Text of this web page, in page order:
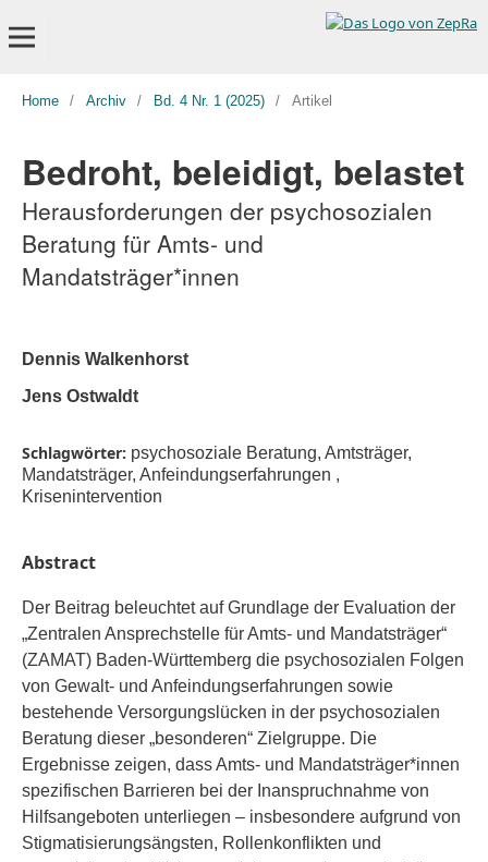
Home / Archiv / Bd. 4 Nr. 1 (2025) / Artikel
Bedroht, beleidigt, belastet
Herausforderungen der psychosozialen
Beratung für Amts- und
Mandatsträger*innen
Dennis Walkenhorst
Jens Ostwaldt
Schlagwörter: psychosoziale Beratung, Amtsträger,
Mandatsträger, Anfeindungserfahrungen ,
Krisenintervention
Abstract
Der Beitrag beleuchtet auf Grundlage der Evaluation der
„Zentralen Ansprechstelle für Amts- und Mandatsträger“
(ZAMAT) Baden-Württemberg die psychosozialen Folgen
von Gewalt- und Anfeindungserfahrungen sowie
bestehende Versorgungslücken in der psychosozialen
Beratung dieser „besonderen“ Zielgruppe. Die
Ergebnisse zeigen, dass Amts- und Mandatsträger*innen
spezifischen Barrieren bei der Inanspruchnahme von
Hilfsangeboten unterliegen – insbesondere aufgrund von
Stigmatisierungsängsten, Rollenkonflikten und